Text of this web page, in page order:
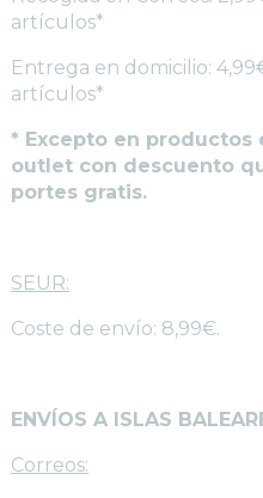
artículos*
Entrega en domicilio:
artículos*
* Excepto en
outlet con descuento
portes gratis.
SEUR:
Coste de envío: 8,99€.
ENVÍOS A ISLAS
Correos: